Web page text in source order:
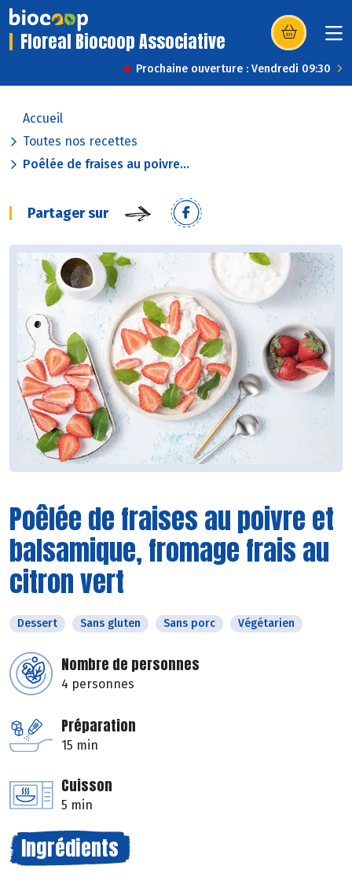
Floreal Biocoop Associative (s’ouvre dans
Prochaine ouverture : Vendredi 09:30
Accueil
Toutes nos recettes
Poêlée de fraises au poivre...
Partager sur
Poêlée de fraises au poivre et
balsamique, fromage frais au
citron vert
Dessert Sans gluten Sans porc Végétarien
Nombre de personnes
4 personnes
Préparation
15 min
Cuisson
5 min
Ingrédients